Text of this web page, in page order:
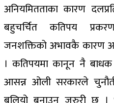
अनियमितताका कारण
बहुचर्चित कतिपय
जनशक्तिको अभावकै कारण
। कतिपयमा कानून नै
आसन्न ओली सरकारले